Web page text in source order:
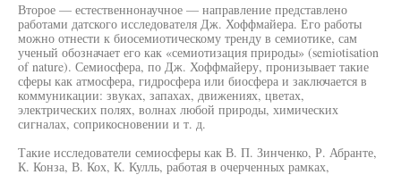
Второе — естественнонаучное — направление представлено
работами датского исследователя Дж. Хоффмайера. Его работы
можно отнести к биосемиотическому тренду в семиотике, сам
ученый обозначает его как «семиотизация природы» (semiotisation
of nature). Семиосфера, по Дж. Хоффмайеру, пронизывает такие
сферы как атмосфера, гидросфера или биосфера и заключается в
коммуникации: звуках, запахах, движениях, цветах,
электрических полях, волнах любой природы, химических
сигналах, соприкосновении и т. д.
Такие исследователи семиосферы как В. П. Зинченко, Р. Абранте,
К. Конза, В. Кох, К. Кулль, работая в очерченных рамках,